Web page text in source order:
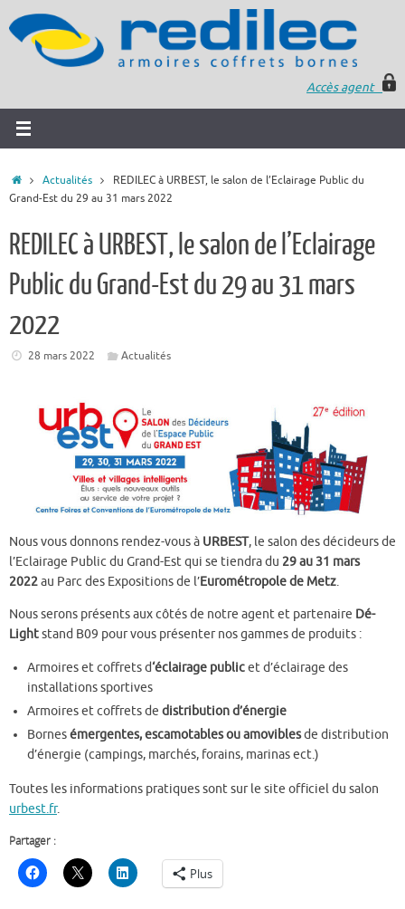
Accès agent
Actualités
REDILEC à URBEST, le salon de l’Eclairage Public du
Grand-Est du 29 au 31 mars 2022
REDILEC à URBEST, le salon de l’Eclairage
Public du Grand-Est du 29 au 31 mars
2022
28 mars 2022 Actualités
Nous vous donnons rendez-vous à URBEST, le salon des décideurs de
l’Eclairage Public du Grand-Est qui se tiendra du 29 au 31 mars
2022au Parc des Expositions de l’Eurométropole de Metz.
Nous serons présents aux côtés de notre agent et partenaire Dé-
Lightstand B09 pour vous présenter nos gammes de produits :
Armoires et coffrets d‘éclairage publicet d’éclairage des
installations sportives
Armoires et coffrets dedistribution d’énergie
Bornesémergentes, escamotables ou amoviblesde distribution
d’énergie (campings, marchés, forains, marinas ect.)
Toutes les informations pratiques sont sur le site officiel du salon
urbest.fr.
Partager :
Plus